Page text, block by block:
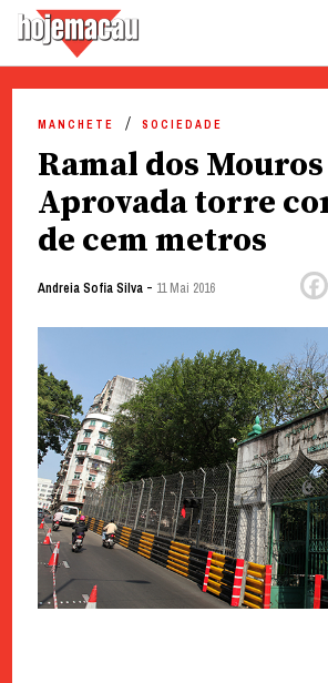
content
MANCHETE SOCIEDADE
Ramal dos Mouros
Aprovada torre
de cem metros
Andreia Sofia Silva- 11 Mai 2016